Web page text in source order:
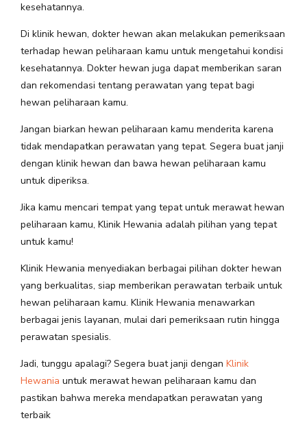
kesehatannya.
Di klinik hewan, dokter hewan akan melakukan pemeriksaan
terhadap hewan peliharaan kamu untuk mengetahui kondisi
kesehatannya. Dokter hewan juga dapat memberikan saran
dan rekomendasi tentang perawatan yang tepat bagi
hewan peliharaan kamu.
Jangan biarkan hewan peliharaan kamu menderita karena
tidak mendapatkan perawatan yang tepat. Segera buat janji
dengan klinik hewan dan bawa hewan peliharaan kamu
untuk diperiksa.
Jika kamu mencari tempat yang tepat untuk merawat hewan
peliharaan kamu, Klinik Hewania adalah pilihan yang tepat
untuk kamu!
Klinik Hewania menyediakan berbagai pilihan dokter hewan
yang berkualitas, siap memberikan perawatan terbaik untuk
hewan peliharaan kamu. Klinik Hewania menawarkan
berbagai jenis layanan, mulai dari pemeriksaan rutin hingga
perawatan spesialis.
Jadi, tunggu apalagi? Segera buat janji dengan Klinik
Hewania untuk merawat hewan peliharaan kamu dan
pastikan bahwa mereka mendapatkan perawatan yang
terbaik